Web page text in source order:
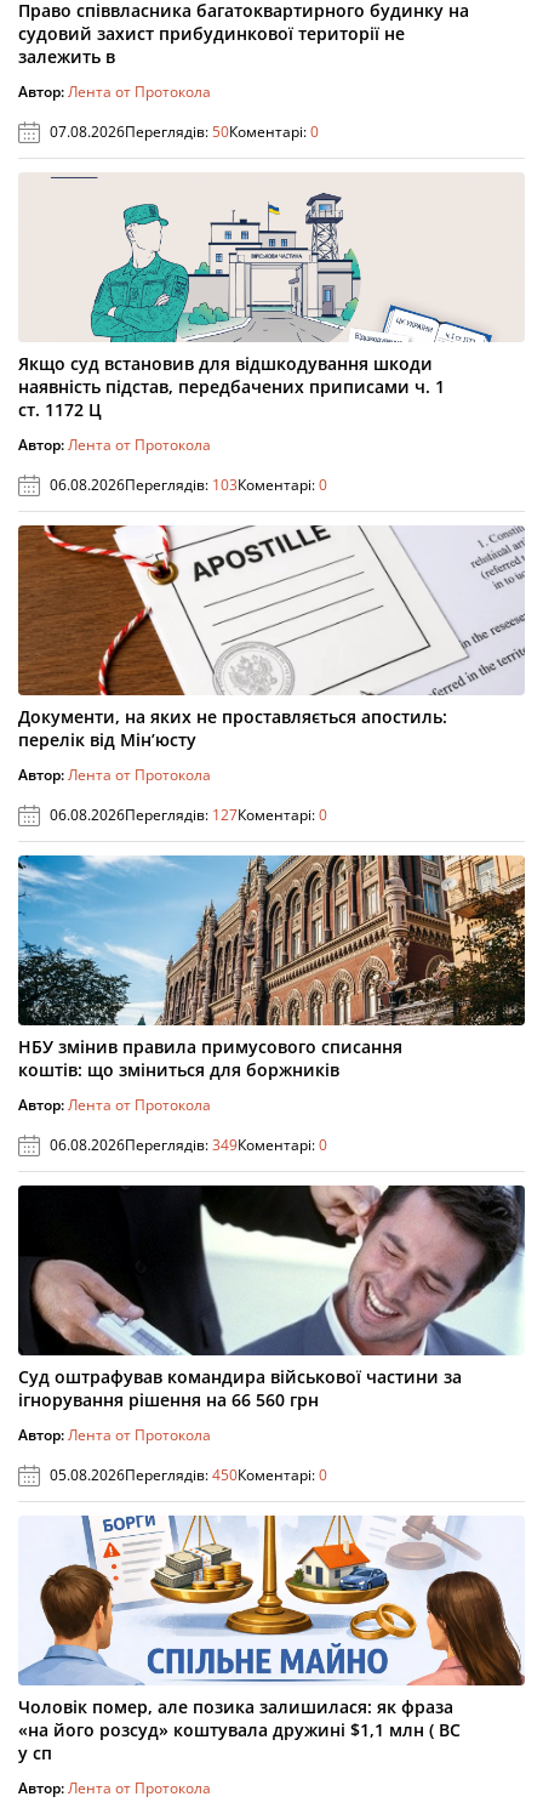
Право співвласника багатоквартирного будинку на
судовий захист прибудинкової території не
залежить в
Автор:Лента от Протокола
07.08.2026Переглядів:50Коментарі:0
Якщо суд встановив для відшкодування шкоди
наявність підстав, передбачених приписами ч. 1
ст. 1172 Ц
Автор:Лента от Протокола
06.08.2026Переглядів: 103Коментарі:0
Документи, на яких не проставляється апостиль:
перелік від Мін’юсту
Автор:Лента от Протокола
06.08.2026Переглядів: 127Коментарі:0
НБУ змінив правила примусового списання
коштів: що зміниться для боржників
Автор:Лента от Протокола
06.08.2026Переглядів:349Коментарі:0
Суд оштрафував командира військової частини за
ігнорування рішення на 66 560 грн
Автор:Лента от Протокола
05.08.2026Переглядів:450Коментарі:0
Чоловік помер, але позика залишилася: як фраза
«на його розсуд» коштувала дружині $1,1 млн ( ВС
у сп
Автор:Лента от Протокола